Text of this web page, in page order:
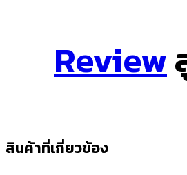
Review
สินค้าที่เกี่ยวข้อง